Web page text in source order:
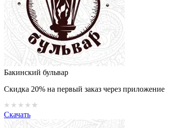
Бакинский бульвар
Скидка 20% на первый заказ через приложение
Скачать